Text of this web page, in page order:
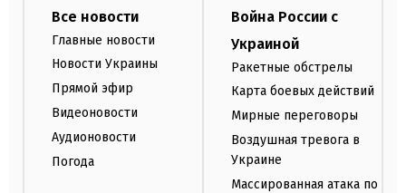
Все новости
Главные новости
Новости Украины
Прямой эфир
Видеоновости
Аудионовости
Погода
Война России с
Украиной
Ракетные обстрелы
Карта боевых действий
Мирные переговоры
Воздушная тревога в
Украине
Массированная атака по